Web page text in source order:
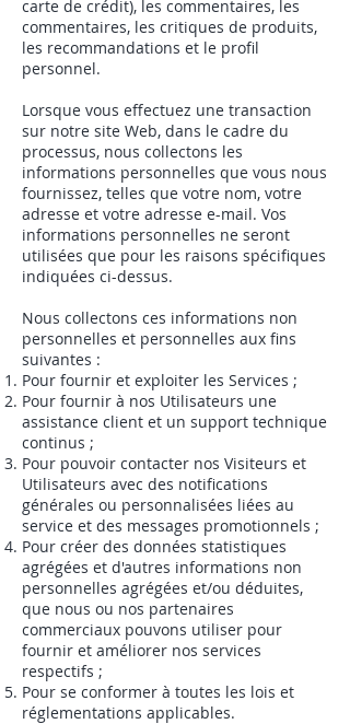
carte de crédit), les commentaires, les
commentaires, les critiques de produits,
les recommandations et le profil
personnel.
Lorsque vous effectuez une transaction
sur notre site Web, dans le cadre du
processus, nous collectons les
informations personnelles que vous nous
fournissez, telles que votre nom, votre
adresse et votre adresse e-mail. Vos
informations personnelles ne seront
utilisées que pour les raisons spécifiques
indiquées ci-dessus.
Nous collectons ces informations non
personnelles et personnelles aux fins
suivantes :
Pour fournir et exploiter les Services ;
Pour fournir à nos Utilisateurs une
assistance client et un support technique
continus ;
Pour pouvoir contacter nos Visiteurs et
Utilisateurs avec des notifications
générales ou personnalisées liées au
service et des messages promotionnels ;
Pour créer des données statistiques
agrégées et d'autres informations non
personnelles agrégées et/ou déduites,
que nous ou nos partenaires
commerciaux pouvons utiliser pour
fournir et améliorer nos services
respectifs ;
Pour se conformer à toutes les lois et
réglementations applicables.